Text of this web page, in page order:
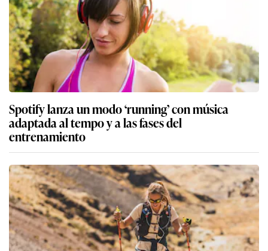
Spotify lanza un modo ‘running’ con música
adaptada al tempo y a las fases del
entrenamiento